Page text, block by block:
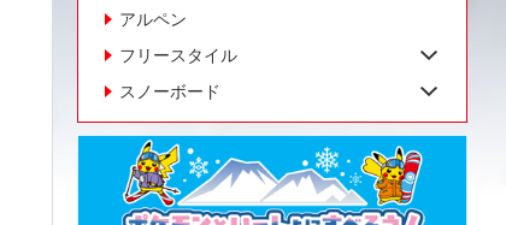
アルペン
フリースタイル
スノーボード